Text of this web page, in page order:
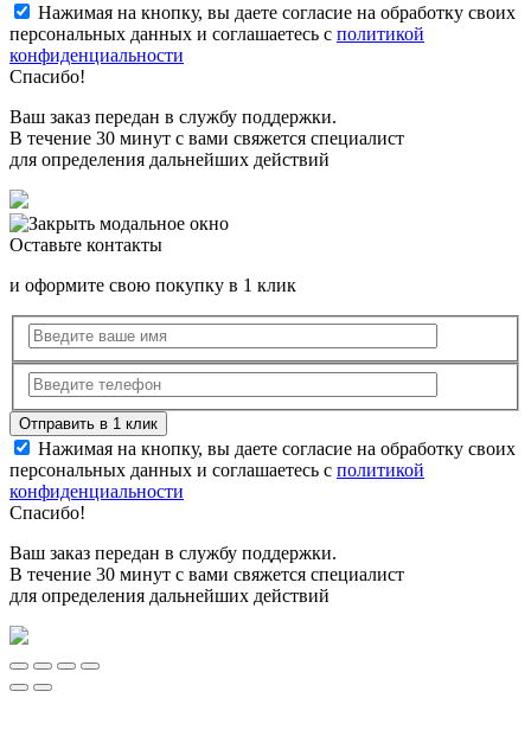
Нажимая на кнопку, вы даете согласие на обработку своих
персональных данных и соглашаетесь с политикой
конфиденциальности
Спасибо!
Ваш заказ передан в службу поддержки.
В течение 30 минут с вами свяжется специалист
для определения дальнейших действий
Оставьте контакты
и оформите свою покупку в 1 клик
Нажимая на кнопку, вы даете согласие на обработку своих
персональных данных и соглашаетесь с политикой
конфиденциальности
Спасибо!
Ваш заказ передан в службу поддержки.
В течение 30 минут с вами свяжется специалист
для определения дальнейших действий